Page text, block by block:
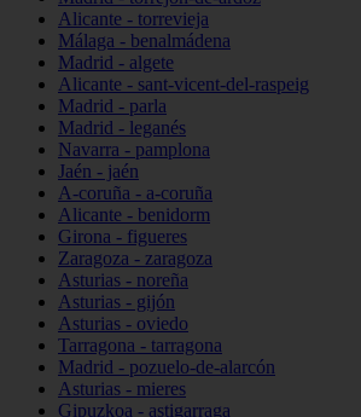
Alicante - torrevieja
Málaga - benalmádena
Madrid - algete
Alicante - sant-vicent-del-raspeig
Madrid - parla
Madrid - leganés
Navarra - pamplona
Jaén - jaén
A-coruña - a-coruña
Alicante - benidorm
Girona - figueres
Zaragoza - zaragoza
Asturias - noreña
Asturias - gijón
Asturias - oviedo
Tarragona - tarragona
Madrid - pozuelo-de-alarcón
Asturias - mieres
Gipuzkoa - astigarraga